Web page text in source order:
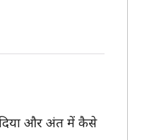
दिया और अंत में कैसे